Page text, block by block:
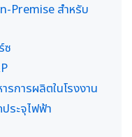
Premise สำหรับ
ซ
การผลิตในโรงงาน
ระจุไฟฟ้า